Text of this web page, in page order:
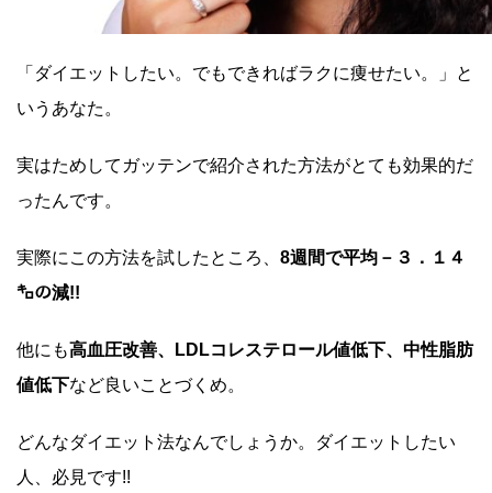
「ダイエットしたい。でもできればラクに痩せたい。」と
いうあなた。
実はためしてガッテンで紹介された方法がとても効果的だ
ったんです。
実際にこの方法を試したところ、 8週間で平均－３．１４
㌔の減!!
他にも高血圧改善、LDLコレステロール値低下、中性脂肪
値低下など良いことづくめ。
どんなダイエット法なんでしょうか。ダイエットしたい
人、必見です!!